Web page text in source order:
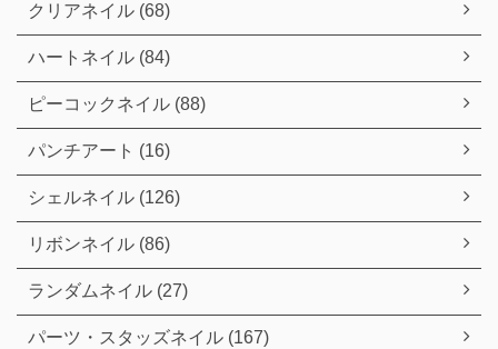
クリアネイル (68)
ハートネイル (84)
ピーコックネイル (88)
パンチアート (16)
シェルネイル (126)
リボンネイル (86)
ランダムネイル (27)
パーツ・スタッズネイル (167)